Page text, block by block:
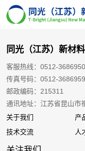
同光（江苏）新材
客服热线：0512-
传真号码：0512-
邮政编码：215311
通讯地址：江苏省昆山市
关于我们
产
技术交流
人